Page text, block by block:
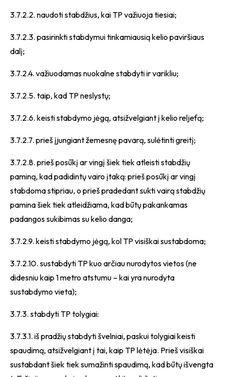
3.7.2.2. naudoti stabdžius, kai TP važiuoja tiesiai;
3.7.2.3. pasirinkti stabdymui tinkamiausią kelio paviršiaus
dalį;
3.7.2.4. važiuodamas nuokalne stabdyti ir varikliu;
3.7.2.5. taip, kad TP neslystų;
3.7.2.6. keisti stabdymo jėgą, atsižvelgiant į kelio reljefą;
3.7.2.7. prieš įjungiant žemesnę pavarą, sulėtinti greitį;
3.7.2.8. prieš posūkį ar vingį šiek tiek atleisti stabdžių
paminą, kad padidintų vairo įtaką: prieš posūkį ar vingį
stabdoma stipriau, o prieš pradedant sukti vairą stabdžių
pamina šiek tiek atleidžiama, kad būtų pakankamas
padangos sukibimas su kelio danga;
3.7.2.9. keisti stabdymo jėgą, kol TP visiškai sustabdoma;
3.7.2.10. sustabdyti TP kuo arčiau nurodytos vietos (ne
didesniu kaip 1 metro atstumu – kai yra nurodyta
sustabdymo vieta);
3.7.3. stabdyti TP tolygiai:
3.7.3.1. iš pradžių stabdyti švelniai, paskui tolygiai keisti
spaudimą, atsižvelgiant į tai, kaip TP lėtėja. Prieš visiškai
sustabdant šiek tiek sumažinti spaudimą, kad būtų išvengta